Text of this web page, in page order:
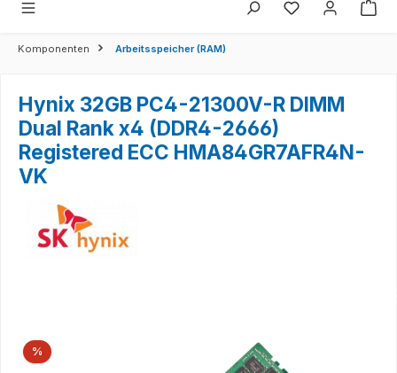
Sie haben 0
Komponenten Arbeitsspeicher (RAM)
Hynix 32GB PC4-21300V-R DIMM
Dual Rank x4 (DDR4-2666)
Registered ECC HMA84GR7AFR4N-
VK
Bildergalerie überspringen
% Rabatt